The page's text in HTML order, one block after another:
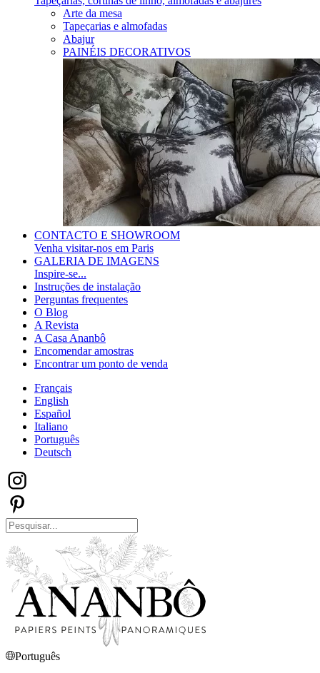
Arte da mesa
Tapeçarias e almofadas
Abajur
PAINÉIS DECORATIVOS
CONTACTO E SHOWROOM
Venha visitar-nos em Paris
GALERIA DE IMAGENS
Inspire-se...
Instruções de instalação
Perguntas frequentes
O Blog
A Revista
A Casa Ananbô
Encomendar amostras
Encontrar um ponto de venda
Français
English
Español
Italiano
Português
Deutsch
Português